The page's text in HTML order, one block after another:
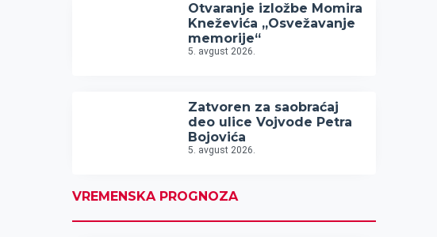
Otvaranje izložbe Momira
Kneževića „Osvežavanje
memorije“
5. avgust 2026.
Zatvoren za saobraćaj
deo ulice Vojvode Petra
Bojovića
5. avgust 2026.
VREMENSKA PROGNOZA